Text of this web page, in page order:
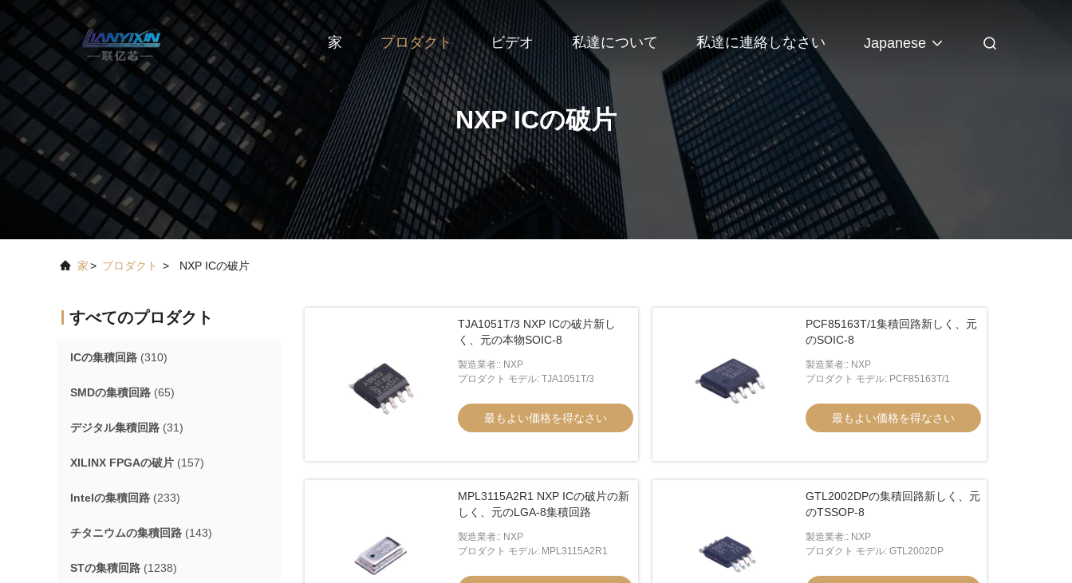
家 プロダクト ビデオ 私達について 私達に連絡しなさい Japanese
NXP ICの破片
家> プロダクト > NXP ICの破片
すべてのプロダクト
ICの集積回路 (310)
SMDの集積回路 (65)
デジタル集積回路 (31)
XILINX FPGAの破片 (157)
Intelの集積回路 (233)
チタニウムの集積回路 (143)
STの集積回路 (1238)
TJA1051T/3 NXP ICの破片新し
く、元の本物SOIC-8
製造業者:: NXP
プロダクト モデル: TJA1051T/3
最もよい価格を得なさい
PCF85163T/1集積回路新しく、元
のSOIC-8
製造業者:: NXP
プロダクト モデル: PCF85163T/1
最もよい価格を得なさい
MPL3115A2R1 NXP ICの破片の新
しく、元のLGA-8集積回路
製造業者:: NXP
プロダクト モデル: MPL3115A2R1
GTL2002DPの集積回路新しく、元
のTSSOP-8
製造業者:: NXP
プロダクト モデル: GTL2002DP